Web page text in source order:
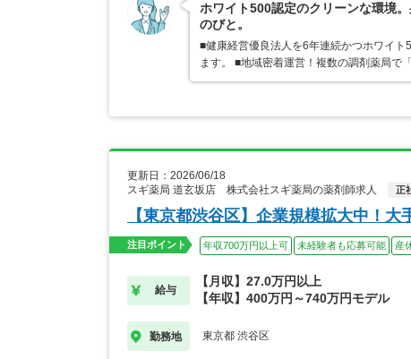
ホワイト500認定のクリーンな環境
のびと。
■健康経営優良法人を6年連続かつホワイ
ます。 ■地域密着運営！複数の調剤薬局
更新日：2026/06/18
スギ薬局 道玄坂店 株式会社スギ薬局の薬剤師求人
正
【東京都渋谷区】企業規模拡大中！
注目ポイント 年収700万円以上可 未経験者も応募可能 産
給与
【月収】27.0万円以上
【年収】400万円～740万円モデル
勤務地 東京都 渋谷区